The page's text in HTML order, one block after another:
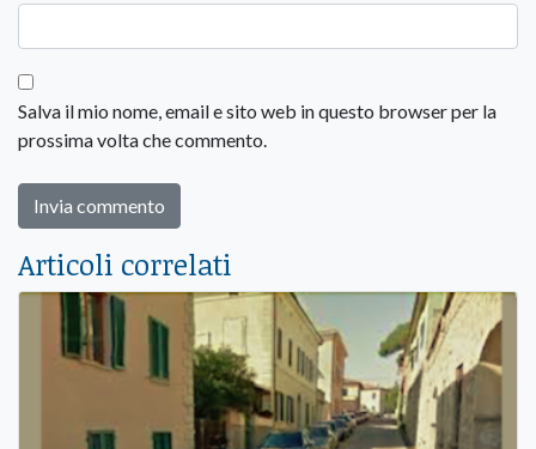
Salva il mio nome, email e sito web in questo browser per la
prossima volta che commento.
Articoli correlati